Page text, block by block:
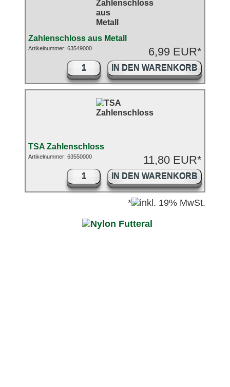
Zahlenschloss aus Metall
6,99 EUR*
Artikelnummer: 63549000
IN DEN WARENKORB
TSA Zahlenschloss
11,80 EUR*
Artikelnummer: 63550000
IN DEN WARENKORB
*